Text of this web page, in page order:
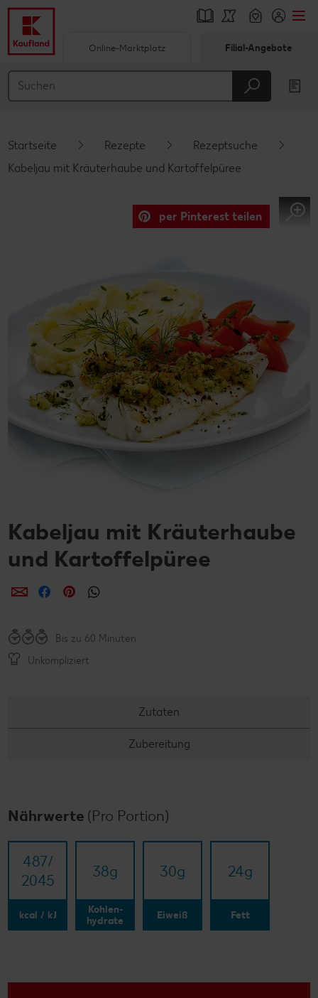
Hauptinhalt
Schwebender Seitenbereich
Online-Marktplatz Filial-Angebote
Startseite Rezepte
Rezeptsuche
Kabeljau mit Kräuterhaube und Kartoffelpüree
per Pinterest teilen
Kabeljau mit Kräuterhaube
und Kartoffelpüree
per E-Mail teilen
per Facebook teilen
per Pinterest teilen
Bis zu 60 Minuten
Unkompliziert
Zutaten
Zubereitung
Nährwerte (Pro Portion)
487/​
2045
kcal / kJ
38g
Kohlen-
hydrate
30g
Eiweiß
24g
Fett